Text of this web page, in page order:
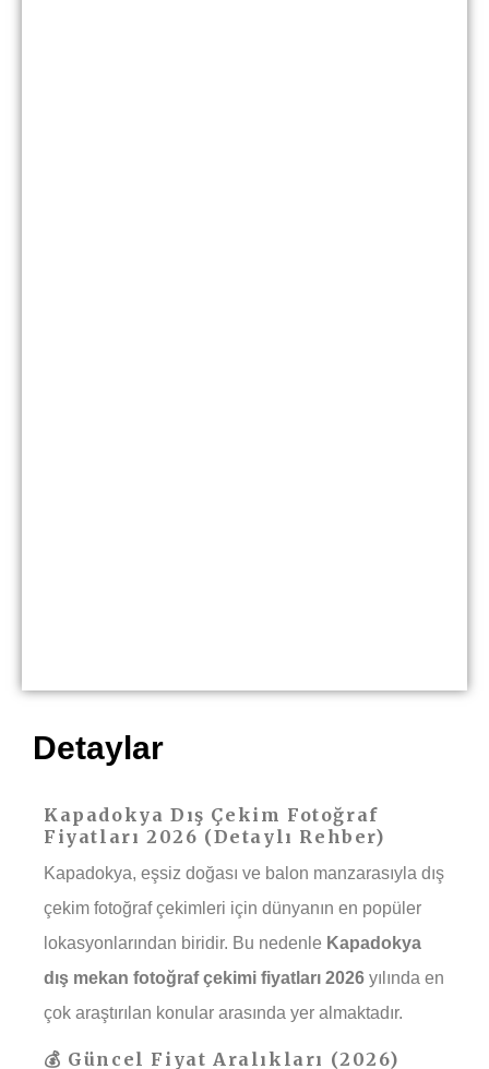
Detaylar
Kapadokya Dış Çekim Fotoğraf
Fiyatları 2026 (Detaylı Rehber)
Kapadokya, eşsiz doğası ve balon manzarasıyla dış
çekim fotoğraf çekimleri için dünyanın en popüler
lokasyonlarından biridir. Bu nedenle Kapadokya
dış mekan fotoğraf çekimi fiyatları 2026 yılında en
çok araştırılan konular arasında yer almaktadır.
💰 Güncel Fiyat Aralıkları (2026)